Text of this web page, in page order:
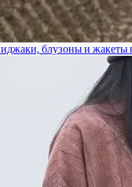
блузоны и жакеты